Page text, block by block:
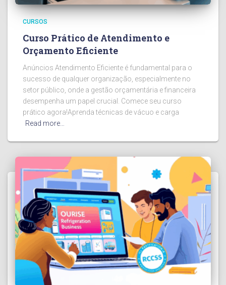
CURSOS
Curso Prático de Atendimento e
Orçamento Eficiente
Anúncios Atendimento Eficiente é fundamental para o
sucesso de qualquer organização, especialmente no
setor público, onde a gestão orçamentária e financeira
desempenha um papel crucial. Comece seu curso
prático agora!Aprenda técnicas de vácuo e carga
Read more…